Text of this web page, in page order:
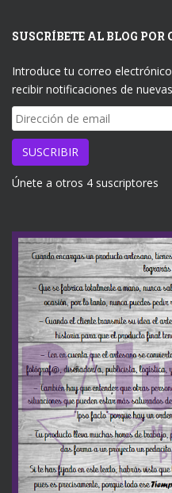
SUSCRÍBETE AL BLOG POR
Introduce tu correo
recibir notificaciones de
Dirección
de
email
SUSCRIBIR
Únete a otros 4 suscriptores